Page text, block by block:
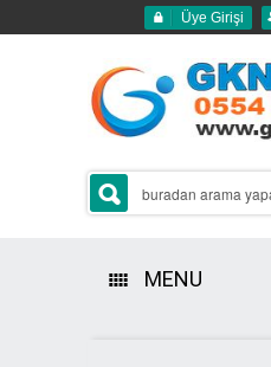
Üye Girişi
MENU